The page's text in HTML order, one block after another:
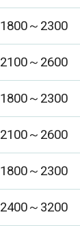
1800～2300
2100～2600
1800～2300
2100～2600
1800～2300
2400～3200